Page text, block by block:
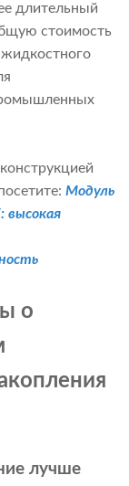
длительный
стоимость
Модуль
высокая
о
лучше